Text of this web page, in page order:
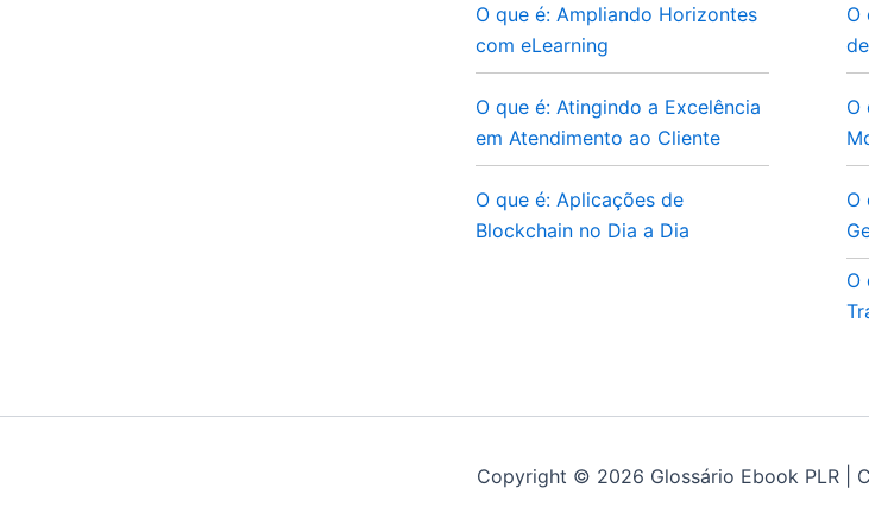
O que é: Ampliando Horizontes
com eLearning
O que é: Atingindo a Excelência
em Atendimento ao Cliente
O que é: Aplicações de
Blockchain no Dia a Dia
O
O
O
O
Copyright © 2026 Glossário Ebook PLR |